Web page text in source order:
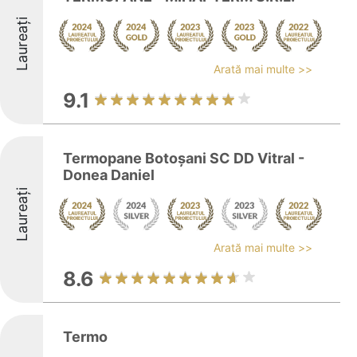
Laureați Arată mai multe >>
9.1
Laureați
Termopane Botoşani SC DD Vitral -
Donea Daniel
Arată mai multe >>
8.6
Termo